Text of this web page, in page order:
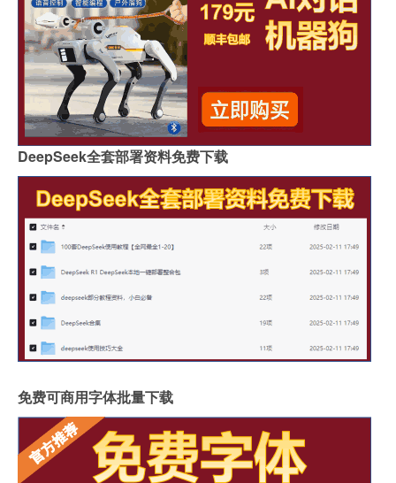
DeepSeek全套部署资料免费下载
免费可商用字体批量下载